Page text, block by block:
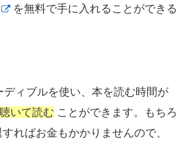
を無料で手に入れることができる
ディブルを使い、本を読む時間が
いて読む ことができます。もちろ
ればお金もかかりませんので、